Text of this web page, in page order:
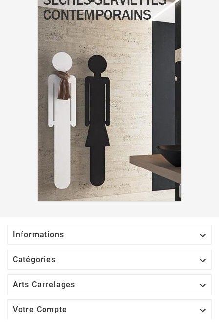
Informations 
Catégories 
Arts Carrelages 
Votre Compte 